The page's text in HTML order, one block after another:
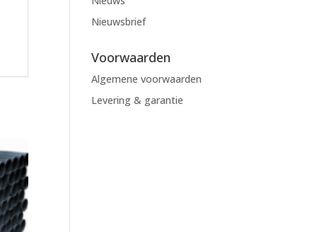
Nieuwsbrief
Voorwaarden
Algemene voorwaarden
Levering & garantie